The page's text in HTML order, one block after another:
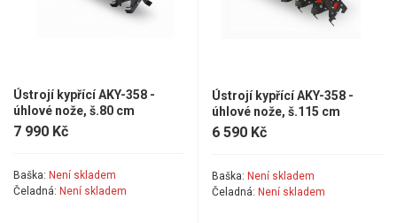
Elektrické tříkolky pracovní
Náhradní díly
Náhradní díly pro motorové pily
Zahradní traktory
Řetězové pily
Ústrojí kypřící AKY-358 -
úhlové nože, š.80 cm
7 990 Kč
Baška: Není skladem
Čeladná: Není skladem
Ústrojí kypřící AKY-358 -
úhlové nože, š.115 cm
6 590 Kč
Baška: Není skladem
Čeladná: Není skladem